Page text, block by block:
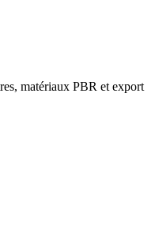
matériaux PBR et export